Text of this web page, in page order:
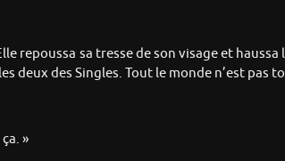
repoussa sa tresse de son visage et
deux des Singles. Tout le monde n’est pas
»